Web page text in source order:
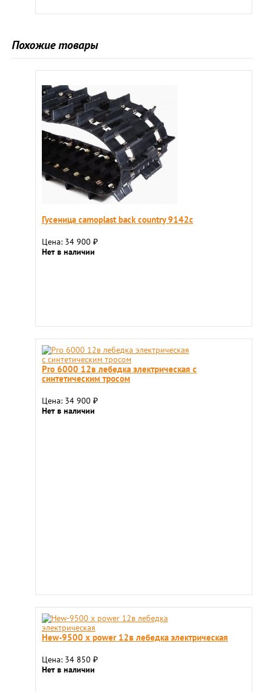
Похожие товары
Гусеница camoplast back country 9142c
Цена: 34 900 ₽
Нет в наличии
Pro 6000 12в лебедка электрическая с
синтетическим тросом
Цена: 34 900 ₽
Нет в наличии
Hew-9500 x power 12в лебедка электрическая
Цена: 34 850 ₽
Нет в наличии